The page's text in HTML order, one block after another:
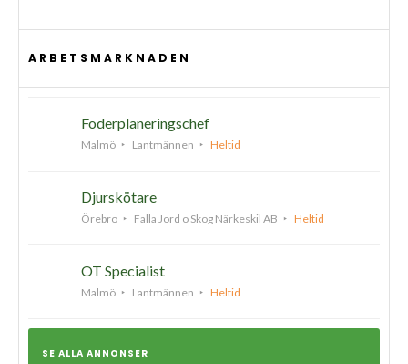
ARBETSMARKNADEN
Foderplaneringschef
Malmö Lantmännen Heltid
Djurskötare
Örebro Falla Jord o Skog Närkeskil AB Heltid
OT Specialist
Malmö Lantmännen Heltid
SE ALLA ANNONSER